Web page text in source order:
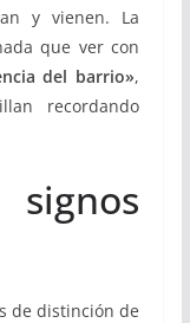
y vienen. La
que ver con
del barrio»,
recordando
de distinción de